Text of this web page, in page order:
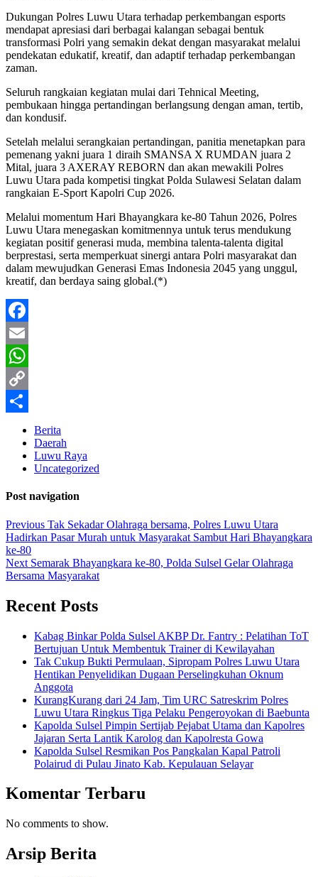
Dukungan Polres Luwu Utara terhadap perkembangan esports
mendapat apresiasi dari berbagai kalangan sebagai bentuk
transformasi Polri yang semakin dekat dengan masyarakat melalui
pendekatan edukatif, kreatif, dan adaptif terhadap perkembangan
zaman.
Seluruh rangkaian kegiatan mulai dari Tehnical Meeting,
pembukaan hingga pertandingan berlangsung dengan aman, tertib,
dan kondusif.
Setelah melalui serangkaian pertandingan, panitia menetapkan para
pemenang yakni juara 1 diraih SMANSA X RUMDAN juara 2
Mital, juara 3 AXERAY REBORN dan akan mewakili Polres
Luwu Utara pada kompetisi tingkat Polda Sulawesi Selatan dalam
rangkaian E-Sport Kapolri Cup 2026.
Melalui momentum Hari Bhayangkara ke-80 Tahun 2026, Polres
Luwu Utara menegaskan komitmennya untuk terus mendukung
kegiatan positif generasi muda, membina talenta-talenta digital
berprestasi, serta memperkuat sinergi antara Polri masyarakat dan
dalam mewujudkan Generasi Emas Indonesia 2045 yang unggul,
kreatif, dan berdaya saing global.(*)
Facebook
Email
WhatsApp
Copy
Berita
Daerah
Luwu Raya
Uncategorized
Post navigation
Previous Tak Sekadar Olahraga bersama, Polres Luwu Utara
Hadirkan Pasar Murah untuk Masyarakat Sambut Hari Bhayangkara
ke-80
Next Semarak Bhayangkara ke-80, Polda Sulsel Gelar Olahraga
Bersama Masyarakat
Recent Posts
Kabag Binkar Polda Sulsel AKBP Dr. Fantry : Pelatihan ToT
Bertujuan Untuk Membentuk Trainer di Kewilayahan
Tak Cukup Bukti Permulaan, Sipropam Polres Luwu Utara
Hentikan Penyelidikan Dugaan Perselingkuhan Oknum
Anggota
KurangKurang dari 24 Jam, Tim URC Satreskrim Polres
Luwu Utara Ringkus Tiga Pelaku Pengeroyokan di Baebunta
Kapolda Sulsel Pimpin Sertijab Pejabat Utama dan Kapolres
Jajaran Serta Lantik Karolog dan Kapolresta Gowa
Kapolda Sulsel Resmikan Pos Pangkalan Kapal Patroli
Polairud di Pulau Jinato Kab. Kepulauan Selayar
Komentar Terbaru
No comments to show.
Arsip Berita